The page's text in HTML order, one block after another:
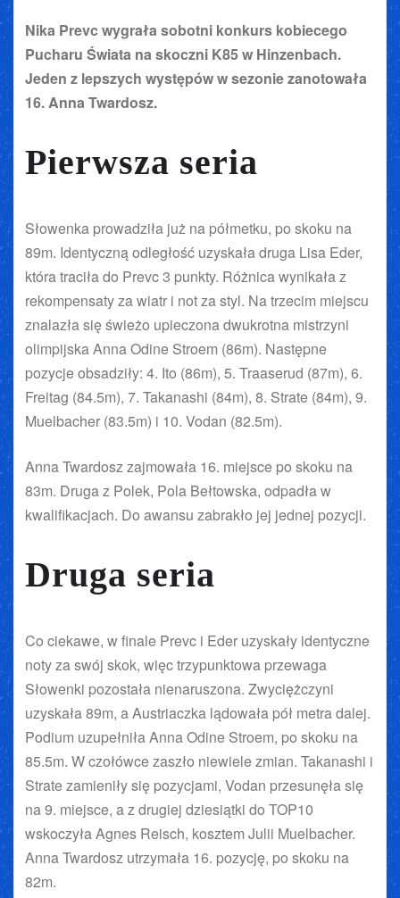
Nika Prevc wygrała sobotni konkurs kobiecego
Pucharu Świata na skoczni K85 w Hinzenbach.
Jeden z lepszych występów w sezonie zanotowała
16. Anna Twardosz.
Pierwsza seria
Słowenka prowadziła już na półmetku, po skoku na
89m. Identyczną odległość uzyskała druga Lisa Eder,
która traciła do Prevc 3 punkty. Różnica wynikała z
rekompensaty za wiatr i not za styl. Na trzecim miejscu
znalazła się świeżo upieczona dwukrotna mistrzyni
olimpijska Anna Odine Stroem (86m). Następne
pozycje obsadziły: 4. Ito (86m), 5. Traaserud (87m), 6.
Freitag (84.5m), 7. Takanashi (84m), 8. Strate (84m), 9.
Muelbacher (83.5m) i 10. Vodan (82.5m).
Anna Twardosz zajmowała 16. miejsce po skoku na
83m. Druga z Polek, Pola Bełtowska, odpadła w
kwalifikacjach. Do awansu zabrakło jej jednej pozycji.
Druga seria
Co ciekawe, w finale Prevc i Eder uzyskały identyczne
noty za swój skok, więc trzypunktowa przewaga
Słowenki pozostała nienaruszona. Zwyciężczyni
uzyskała 89m, a Austriaczka lądowała pół metra dalej.
Podium uzupełniła Anna Odine Stroem, po skoku na
85.5m. W czołówce zaszło niewiele zmian. Takanashi i
Strate zamieniły się pozycjami, Vodan przesunęła się
na 9. miejsce, a z drugiej dziesiątki do TOP10
wskoczyła Agnes Reisch, kosztem Julii Muelbacher.
Anna Twardosz utrzymała 16. pozycję, po skoku na
82m.